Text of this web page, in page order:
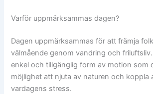
Varför uppmärksammas dagen?
Dagen uppmärksammas för att främja
välmående genom vandring och
enkel och tillgänglig form av motion som
möjlighet att njuta av naturen och koppla
vardagens stress.